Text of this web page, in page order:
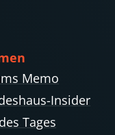
Memo
Insider
Tages